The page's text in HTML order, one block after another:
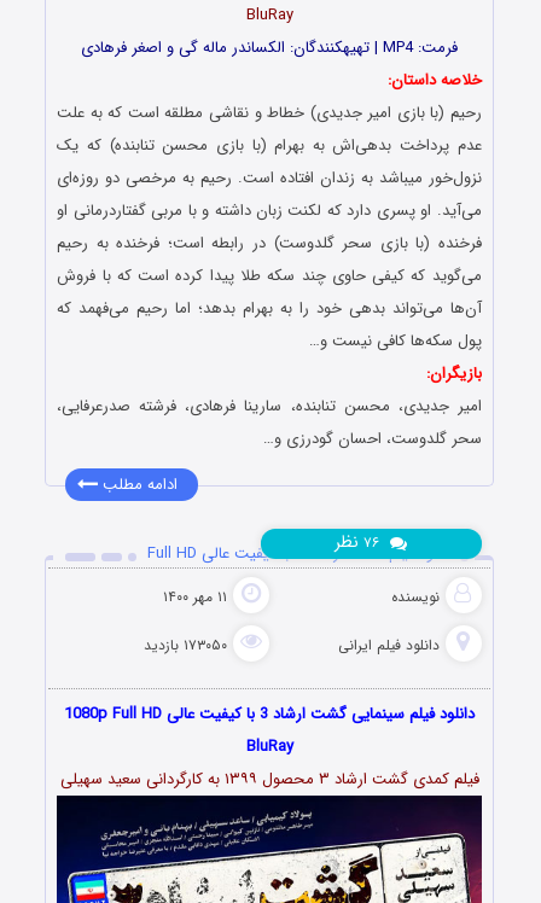
BluRay
فرمت: MP4 | تهیه‎کنندگان: الکساندر ماله گی و اصغر فرهادی
خلاصه داستان:
رحیم (با بازی امیر جدیدی) خطاط و نقاشی مطلقه است که به علت
عدم پرداخت بدهی‌اش به بهرام (با بازی محسن تنابنده) که یک
نزول‌خور میباشد به زندان افتاده‌ است. رحیم به مرخصی دو روزه‌ای
می‌آید. او پسری دارد که لکنت زبان داشته و با مربی گفتاردرمانی او
فرخنده (با بازی سحر گلدوست) در رابطه است؛ فرخنده به رحیم
می‌گوید که کیفی حاوی چند سکه طلا پیدا کرده‌ است که با فروش
آن‌ها می‌تواند بدهی خود را به بهرام بدهد؛ اما رحیم می‌فهمد که
پول سکه‌ها کافی نیست و…
بازیگران:
امیر جدیدی، محسن تنابنده، سارینا فرهادی، فرشته صدرعرفایی،
سحر گلدوست، احسان گودرزی و…
ادامه مطلب
دانلود فیلم گشت ارشاد ۳ با کیفیت عالی Full HD
نویسنده ۱۱ مهر ۱۴۰۰
دانلود فیلم‌ ایرانی ۱۷۳۰۵۰ بازدید
نظر
دانلود فیلم سینمایی گشت ارشاد 3 با کیفیت عالی 1080p Full HD
BluRay
فیلم کمدی گشت ارشاد ۳ محصول ۱۳۹۹ به کارگردانی سعید سهیلی